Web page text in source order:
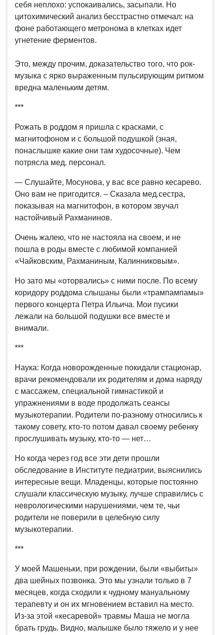
себя неплохо: успокаивались, засыпали. Но
цитохимический анализ бесстрастно отмечал: на
фоне работающего метронома в клетках идет
угнетение ферментов.
Это, между прочим, доказательство того, что рок-
музыка с ярко выраженным пульсирующим ритмом
вредна маленьким детям.
***
Рожать в роддом я пришла с красками, с
магнитофоном и с большой подушкой (зная,
понаслышке какие они там худосочные). Чем
потрясла мед. персонал.
— Слушайте, Мосунова, у вас все равно кесарево.
Оно вам не пригодится. – Сказала мед.сестра,
показывая на магнитофон, в котором звучал
настойчивый Рахманинов.
Очень жалею, что не настояла на своем, и не
пошла в роды вместе с любимой компанией
«Чайковским, Рахманиным, Калинниковым».
Но зато мы «оторвались» с ними после. По всему
коридору роддома слышаны были «трампампамы»
первого концерта Петра Ильича. Мои пусики
лежали на большой подушки все вместе и
внимали.
***
Наука: Когда новорожденные покидали стационар,
врачи рекомендовали их родителям и дома наряду
с массажем, специальной гимнастикой и
упражнениями в воде продолжать сеансы
музыкотерапии. Родители по-разному относились к
такому совету, кто-то потом давал своему ребенку
прослушивать музыку, кто-то — нет…
Но когда через год все эти дети прошли
обследование в Институте педиатрии, выяснились
интересные вещи. Младенцы, которые постоянно
слушали классическую музыку, лучше справились с
неврологическими нарушениями, чем те, чьи
родители не поверили в целебную силу
музыкотерапии.
***
У моей Машеньки, при рождении, были «выбиты»
два шейных позвонка. Это мы узнали только в 7
месяцев, когда сходили к чудному мануальному
терапевту и он их мгновением вставил на место.
Из-за этой «кесаревой» травмы Маша не могла
брать грудь. Видно, малышке было тяжело и у нее